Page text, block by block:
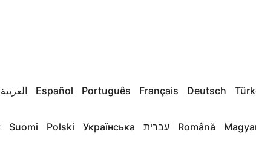
العربية Español Português Français Deutsch
Suomi Polski Українська עברית Română